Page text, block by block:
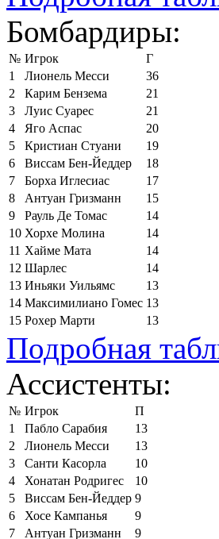
Бомбардиры:
№ Игрок
Г
1
Лионель Месси
36
2
Карим Бензема
21
3
Луис Суарес
21
4
Яго Аспас
20
5
Кристиан Стуани
19
6
Виссам Бен-Йеддер
18
7
Борха Иглесиас
17
8
Антуан Гризманн
15
9
Рауль Де Томас
14
10 Хорхе Молина
14
11 Хайме Мата
14
12 Шарлес
14
13 Иньяки Уильямс
13
14 Максимилиано Гомес 13
15 Рохер Марти 13
Подробная
Ассистенты:
№ Игрок
П
1
Пабло Сарабия
13
2
Лионель Месси
13
3
Санти Касорла
10
4
Хонатан Родригес
10
5
Виссам Бен-Йеддер 9
6
Хосе Кампанья
9
7
Антуан Гризманн
9